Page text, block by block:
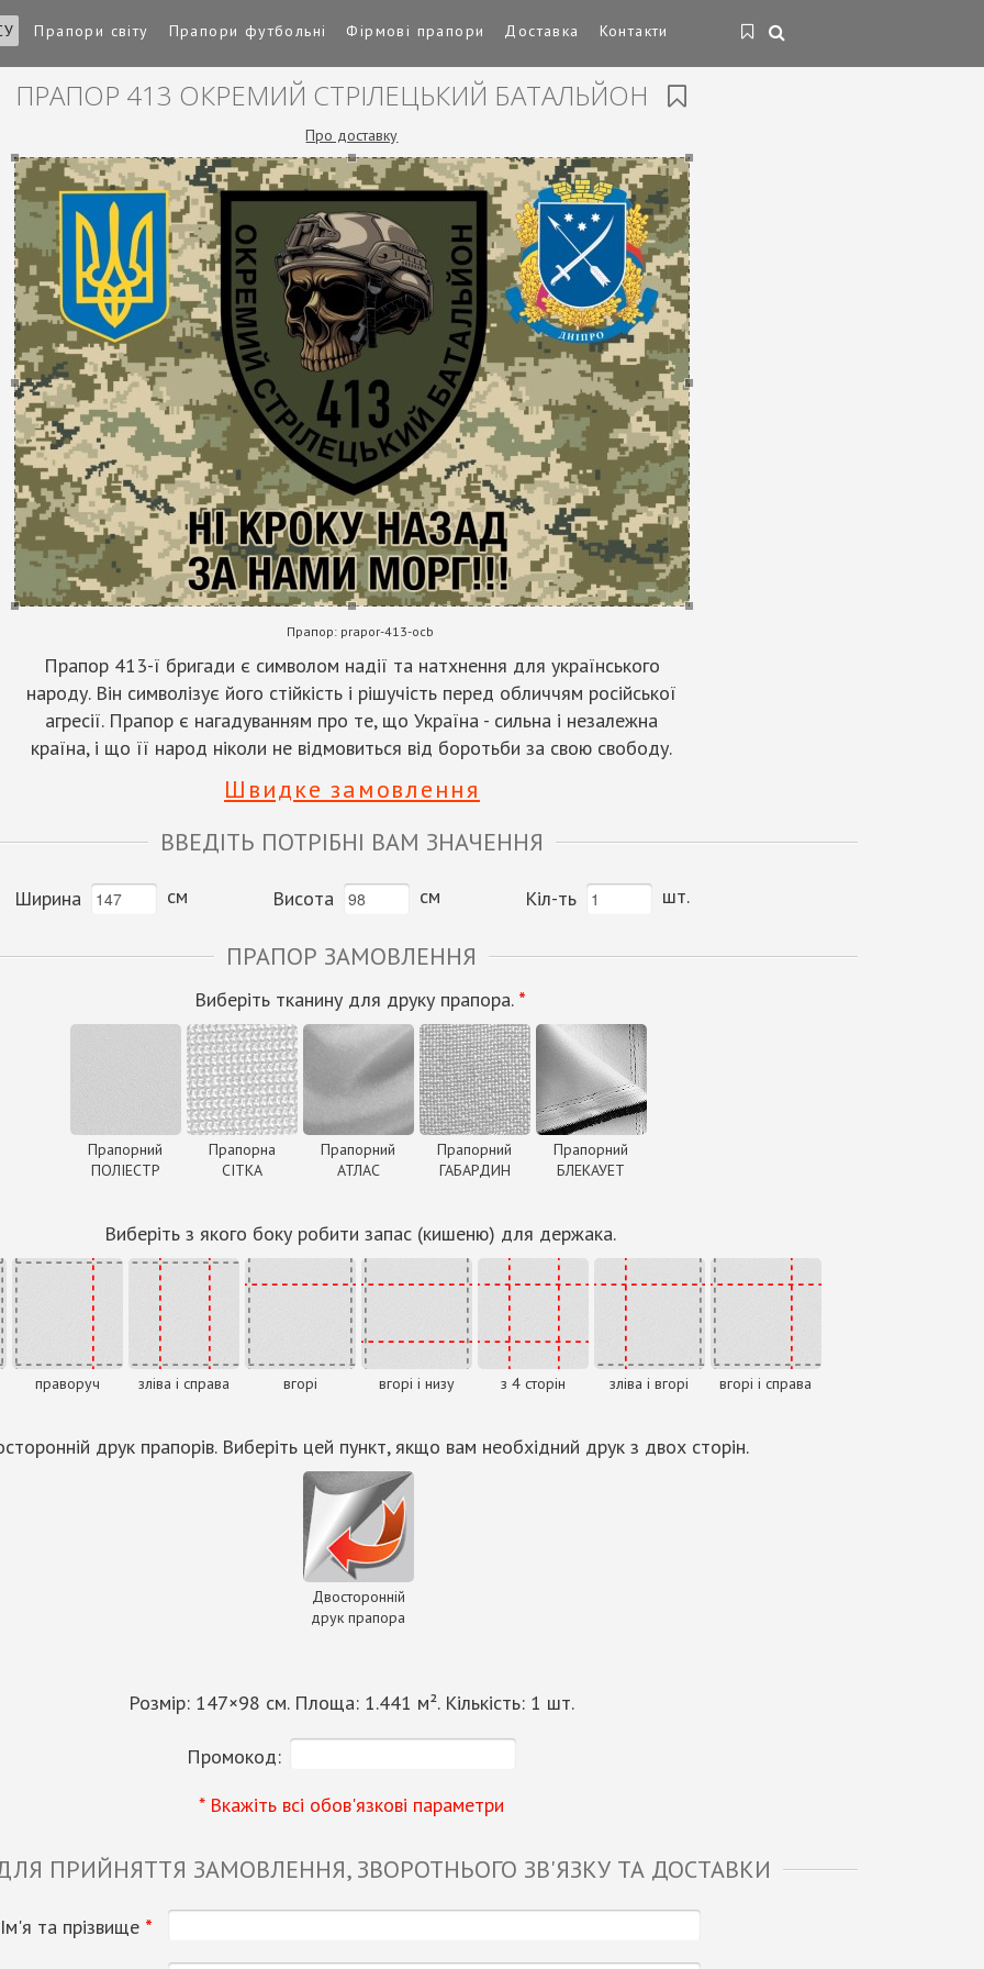
Прапори світу Прапори футбольні Фірмові прапори Доставка Контакти
ПРАПОР 413 ОКРЕМИЙ СТРІЛЕЦЬКИЙ БАТАЛЬЙОН
Про доставку
Прапор:prapor-413-ocb
Прапор 413-ї бригади є символом надії та натхнення для українського
народу. Він символізує його стійкість і рішучість перед обличчям російської
агресії. Прапор є нагадуванням про те, що Україна - сильна і незалежна
країна, і що її народ ніколи не відмовиться від боротьби за свою свободу.
Швидке замовлення
ВВЕДІТЬ ПОТРІБНІ ВАМ ЗНАЧЕННЯ
Ширина см Висота см Кіл-ть шт.
ПРАПОР ЗАМОВЛЕННЯ
Виберіть тканину для друку прапора. *
Прапорний
ПОЛІЕСТР
Прапорна
СІТКА
Прапорний
АТЛАС
Прапорний
ГАБАРДИН
Прапорний
БЛЕКАУЕТ
Виберіть з якого боку робити запас (кишеню) для держака.
праворуч зліва і справа вгорі вгорі і низу з 4 сторін зліва і вгорі вгорі і справа
друк прапорів. Виберіть цей пункт, якщо вам необхідний друк з двох сторін.
Двосторонній
друк прапора
Розмір: 147×98 см. Площа: 1.441 м². Кількість: 1 шт.
Промокод:
* Вкажіть всі обов'язкові параметри
ПРИЙНЯТТЯ ЗАМОВЛЕННЯ, ЗВОРОТНЬОГО ЗВ'ЯЗКУ ТА ДОСТАВКИ
Ім'я та прізвище *